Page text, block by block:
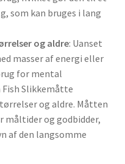
som kan bruges i lang
og aldre: Uanset
masser af energi eller
for mental
Fish Slikkemåtte
og aldre. Måtten
måltider og godbidder,
af den langsomme